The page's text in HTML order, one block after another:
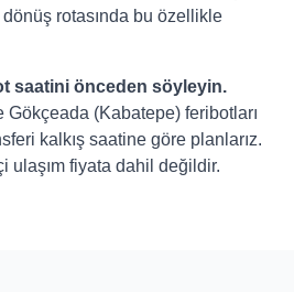
rotasında bu özellikle
saatini önceden söyleyin.
Gökçeada (Kabatepe) feribotları
kalkış saatine göre planlarız.
ulaşım fiyata dahil değildir.